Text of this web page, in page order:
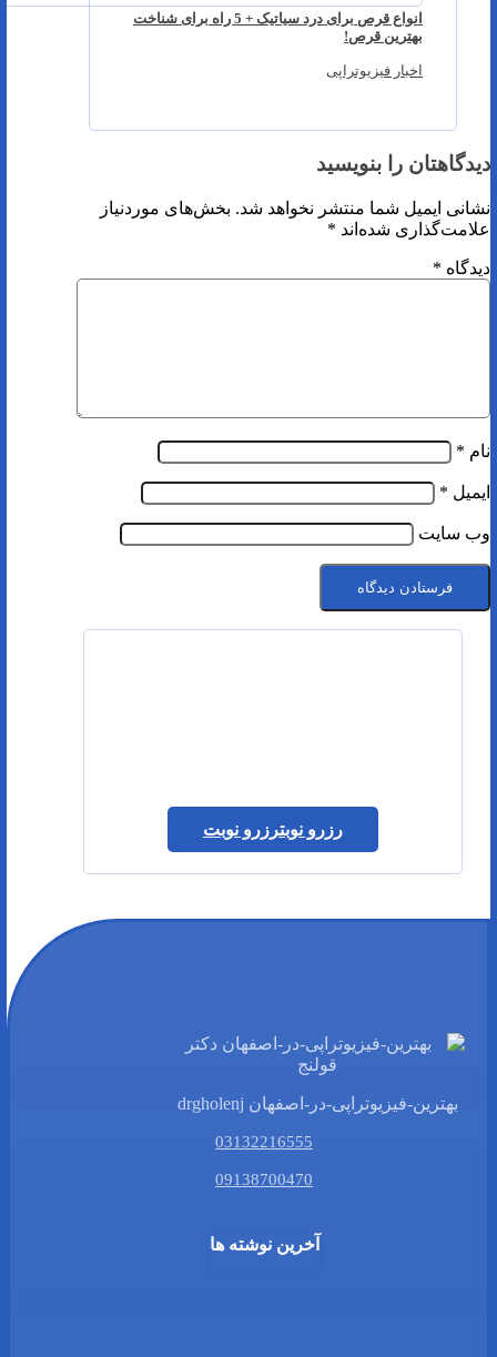
انواع قرص برای درد سیاتیک + 5 راه برای شناخت
بهترین قرص!
اخبار فیزیوتراپی
دیدگاهتان را بنویسید
نشانی ایمیل شما منتشر نخواهد شد. بخش‌های موردنیاز
علامت‌گذاری شده‌اند *
دیدگاه *
نام *
ایمیل *
وب‌ سایت
رزرو نوبترزرو نوبت
بهترین-فیزیوتراپی-در-اصفهان drgholenj
03132216555
09138700470
آخرین نوشته ها